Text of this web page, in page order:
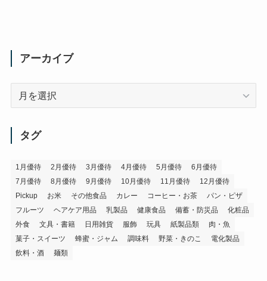
アーカイブ
タグ
1月優待 2月優待 3月優待 4月優待 5月優待
6月優待
7月優待
8月優待 9月優待 10月優待 11月優待
12月優待
Pickup
お米 その他食品 カレー コーヒー・お茶
パン・ピザ
フルーツ
ヘアケア用品 乳製品 健康食品 備蓄・防災品
化粧品
外食
文具・書籍 日用雑貨 服飾 玩具 紙製品類
肉・魚
菓子・スイーツ
蜂蜜・ジャム 調味料 野菜・きのこ
電化製品
飲料・酒
麺類